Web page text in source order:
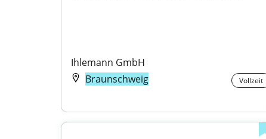
Ihlemann GmbH
Braunschweig
Vollzeit